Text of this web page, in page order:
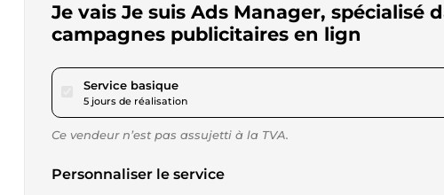
Je vais Je suis Ads Manager,
campagnes publicitaires en lign
Service basiquepour 17,30 $US
5 jours de réalisation
Ce vendeur n’est pas assujetti à la TVA.
Personnaliser le service